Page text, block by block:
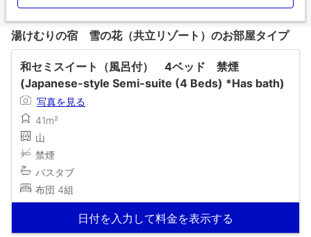
湯けむりの宿 雪の花（共立リゾート）のお部屋タイプ
和セミスイート（風呂付） 4ベッド 禁煙
(Japanese-style Semi-suite (4 Beds) *Has bath)
写真を見る
41m²
山
禁煙
バスタブ
布団 4組
日付を入力して料金を表示する